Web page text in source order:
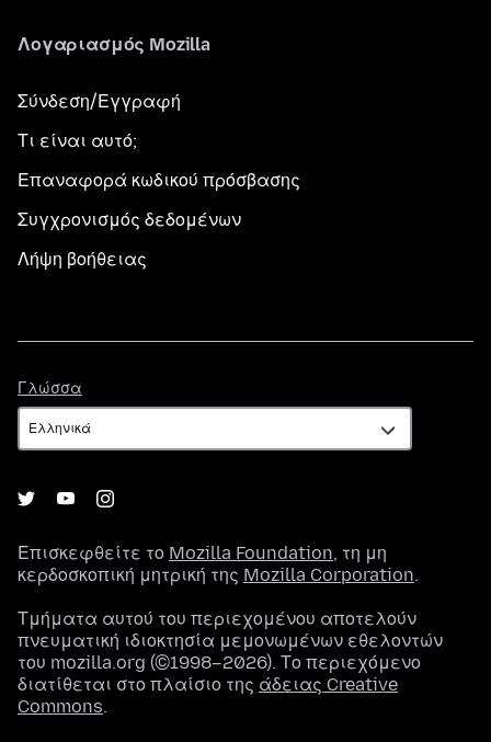
Λογαριασμός Mozilla
Σύνδεση/Εγγραφή
Τι είναι αυτό;
Επαναφορά κωδικού πρόσβασης
Συγχρονισμός δεδομένων
Λήψη βοήθειας
Γλώσσα
Επισκεφθείτε το Mozilla Foundation, τη μη
κερδοσκοπική μητρική της Mozilla Corporation.
Τμήματα αυτού του περιεχομένου αποτελούν
πνευματική ιδιοκτησία μεμονωμένων εθελοντών
του mozilla.org (©1998–2026). Το περιεχόμενο
διατίθεται στο πλαίσιο της άδειας Creative
Commons.